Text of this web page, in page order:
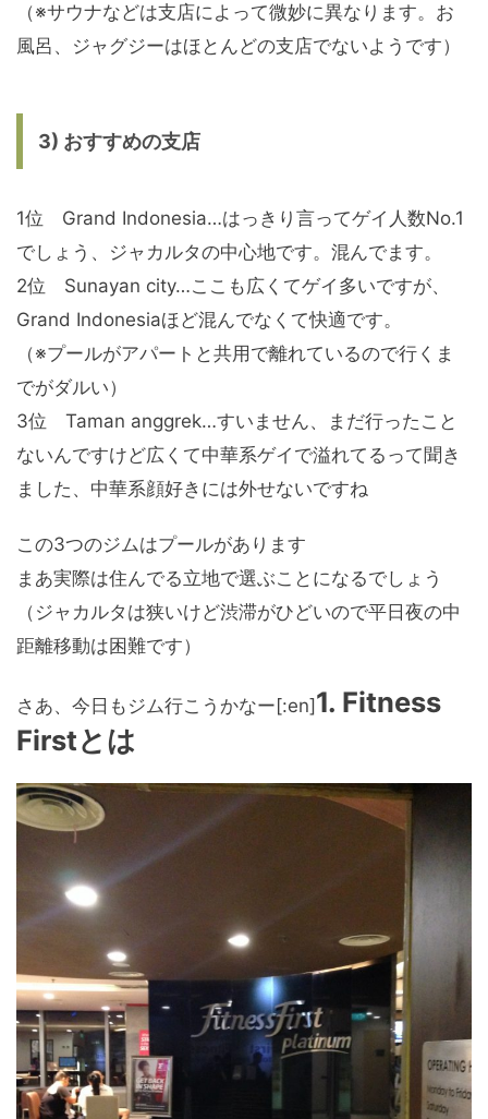
（※サウナなどは支店によって微妙に異なります。お
風呂、ジャグジーはほとんどの支店でないようです）
3) おすすめの支店
1位 Grand Indonesia…はっきり言ってゲイ人数No.1
でしょう、ジャカルタの中心地です。混んでます。
2位 Sunayan city…ここも広くてゲイ多いですが、
Grand Indonesiaほど混んでなくて快適です。
（※プールがアパートと共用で離れているので行くま
でがダルい）
3位 Taman anggrek…すいません、まだ行ったこと
ないんですけど広くて中華系ゲイで溢れてるって聞き
ました、中華系顔好きには外せないですね
この3つのジムはプールがあります
まあ実際は住んでる立地で選ぶことになるでしょう
（ジャカルタは狭いけど渋滞がひどいので平日夜の中
距離移動は困難です）
さあ、今日もジム行こうかなー[:en] 1. Fitness
Firstとは